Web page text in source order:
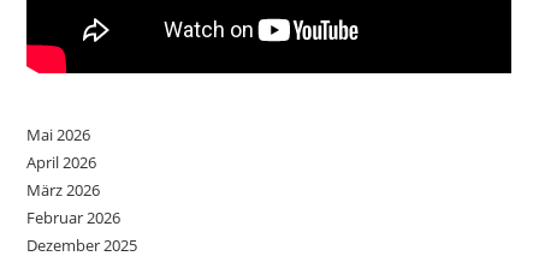
Mai 2026
April 2026
März 2026
Februar 2026
Dezember 2025